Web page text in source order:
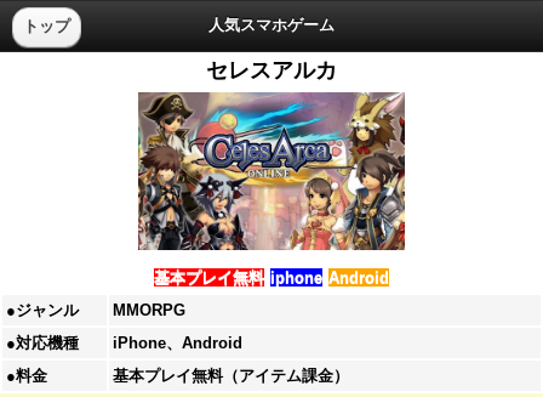
トップ 人気スマホゲーム
セレスアルカ
基本プレイ無料 iphone Android
●ジャンル
MMORPG
●対応機種
iPhone、Android
●料金
基本プレイ無料（アイテム課金）